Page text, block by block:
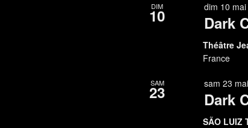
DIM
10 Dark
dim 10
Théâtre
France
SAM
23 Dark
sam 23
SÃO LUIZ